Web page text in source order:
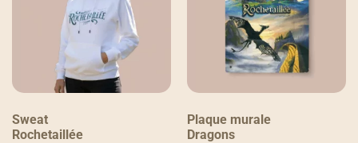
Sweat
Rochetaillée
Plaque murale
Dragons